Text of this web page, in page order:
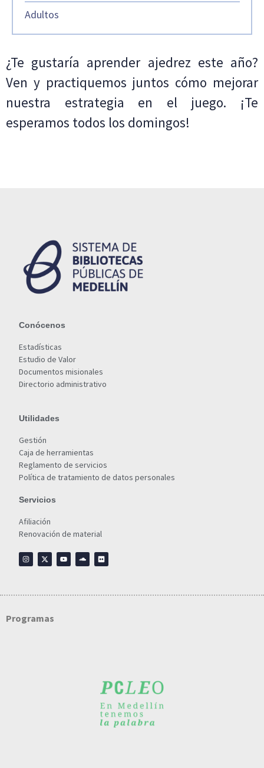
Adultos
¿Te gustaría aprender ajedrez este año?
Ven y practiquemos juntos cómo mejorar
nuestra estrategia en el juego. ¡Te
esperamos todos los domingos!
Conócenos
Estadísticas
Estudio de Valor
Documentos misionales
Directorio administrativo
Utilidades
Gestión
Caja de herramientas
Reglamento de servicios
Política de tratamiento de datos personales
Servicios
Afiliación
Renovación de material
Programas